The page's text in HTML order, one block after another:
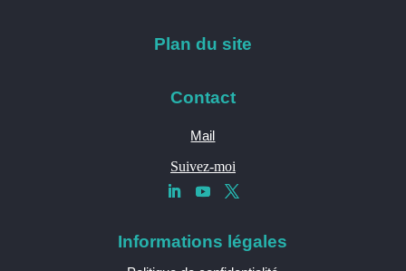
Plan du site
Contact
Mail
Suivez-moi
Informations légales